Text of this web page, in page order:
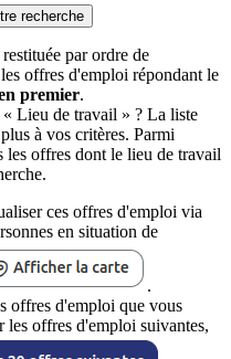
recherche
par ordre de
offres d'emploi répondant le
premier.
Lieu de travail » ? La liste
à vos critères. Parmi
les offres dont le lieu de travail
ces offres d'emploi via
en situation de
.
offres d'emploi que vous
les offres d'emploi suivantes,